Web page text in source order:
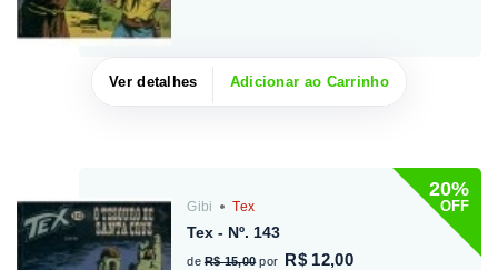
Ver detalhes Adicionar ao Carrinho
20%
OFF
Gibi Tex
Tex - Nº. 143
de R$ 15,00 por R$ 12,00